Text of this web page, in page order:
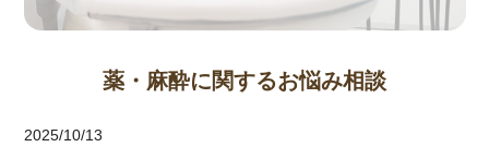
薬・麻酔に関するお悩み相談
2025/10/13